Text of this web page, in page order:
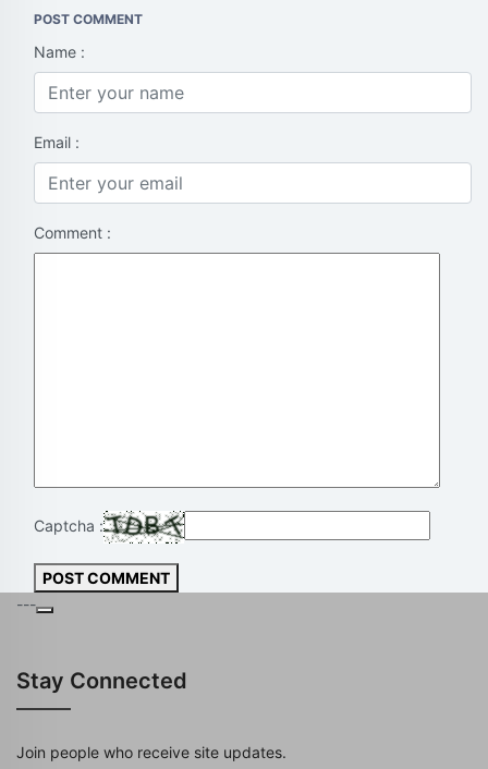
POST COMMENT
Name :
Email :
Comment :
Captcha :
POST COMMENT
---
Stay Connected
Join people who receive site updates.